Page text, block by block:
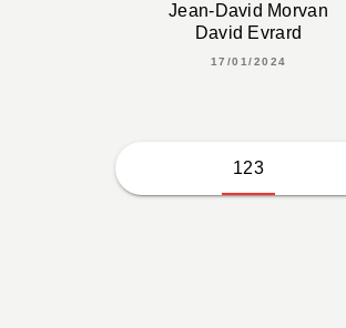
Jean-David Morvan
David Evrard
17/01/2024
123